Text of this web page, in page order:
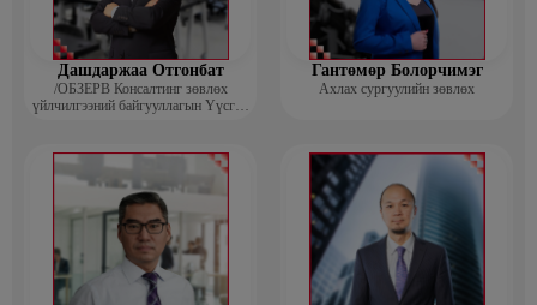
Дашдаржаа Отгонбат
/ОБЗЕРВ Консалтинг зөвлөх
үйлчилгээний байгууллагын Үүсгэн
Гантөмөр Болорчимэг
Ахлах сургуулийн зөвлөх